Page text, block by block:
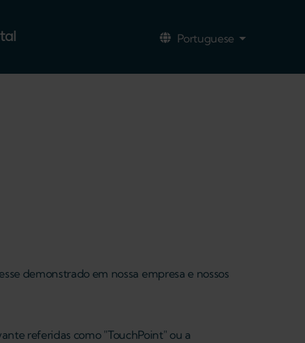
Portuguese Lista de
demonstrado em nossa empresa e nossos
referidas como "TouchPoint" ou a